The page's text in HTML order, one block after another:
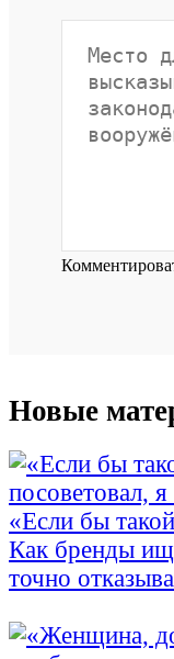
Новые
«Если бы
Как бренды
точно